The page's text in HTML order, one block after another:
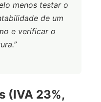
menos testar o
de um
e verificar o
(IVA 23%,